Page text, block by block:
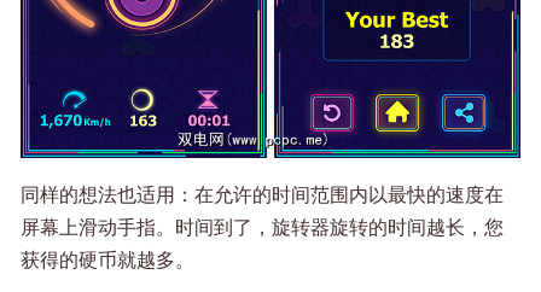
同样的想法也适用：在允许的时间范围内以最快的速度在
屏幕上滑动手指。时间到了，旋转器旋转的时间越长，您
获得的硬币就越多。